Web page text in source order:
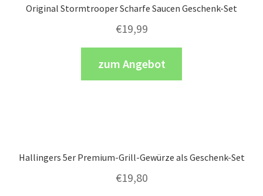
Original Stormtrooper Scharfe Saucen Geschenk-Set
€19,99
zum Angebot
Hallingers 5er Premium-Grill-Gewürze als Geschenk-Set
€19,80